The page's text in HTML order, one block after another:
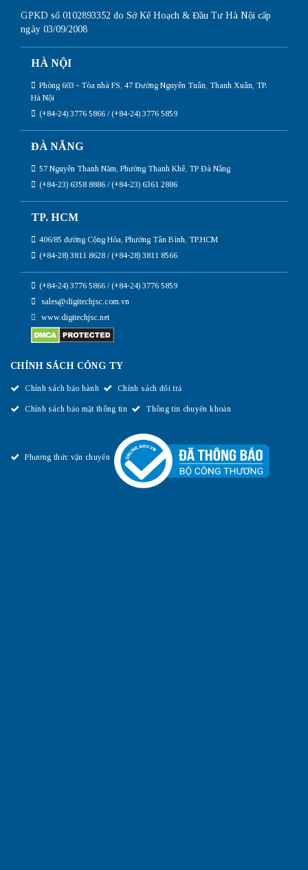
GPKD số 0102893352 do Sở Kế Hoạch & Đầu Tư Hà Nội cấp
ngày 03/09/2008
HÀ NỘI
Phòng 603 - Tòa nhà FS, 47 Đường Nguyễn Tuân, Thanh Xuân, TP.
Hà Nội
(+84-24) 3776 5866 / (+84-24) 3776 5859
ĐÀ NẴNG
57 Nguyễn Thanh Năm, Phường Thanh Khê, TP Đà Nẵng
(+84-23) 6358 8886 / (+84-23) 6361 2886
TP. HCM
406/85 đường Cộng Hòa, Phường Tân Bình, TP.HCM
(+84-28) 3811 8628 / (+84-28) 3811 8566
(+84-24) 3776 5866 / (+84-24) 3776 5859
sales@digitechjsc.com.vn
www.digitechjsc.net
CHÍNH SÁCH CÔNG TY
Chính sách bảo hành Chính sách đổi trả
Chính sách bảo mật thông tin Thông tin chuyển khoản
Phương thức vận chuyển